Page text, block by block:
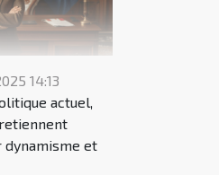
14:13
actuel,
et